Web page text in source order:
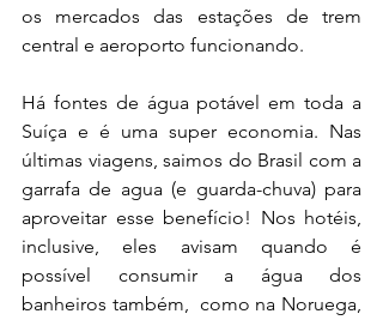
os mercados das estações de trem
central e aeroporto funcionando.
Há fontes de água potável em toda a
Suíça e é uma super economia. Nas
últimas viagens, saimos do Brasil com a
garrafa de agua (e guarda-chuva) para
aproveitar esse benefício! Nos hotéis,
inclusive, eles avisam quando é
possível consumir a água dos
banheiros também,  como na Noruega,